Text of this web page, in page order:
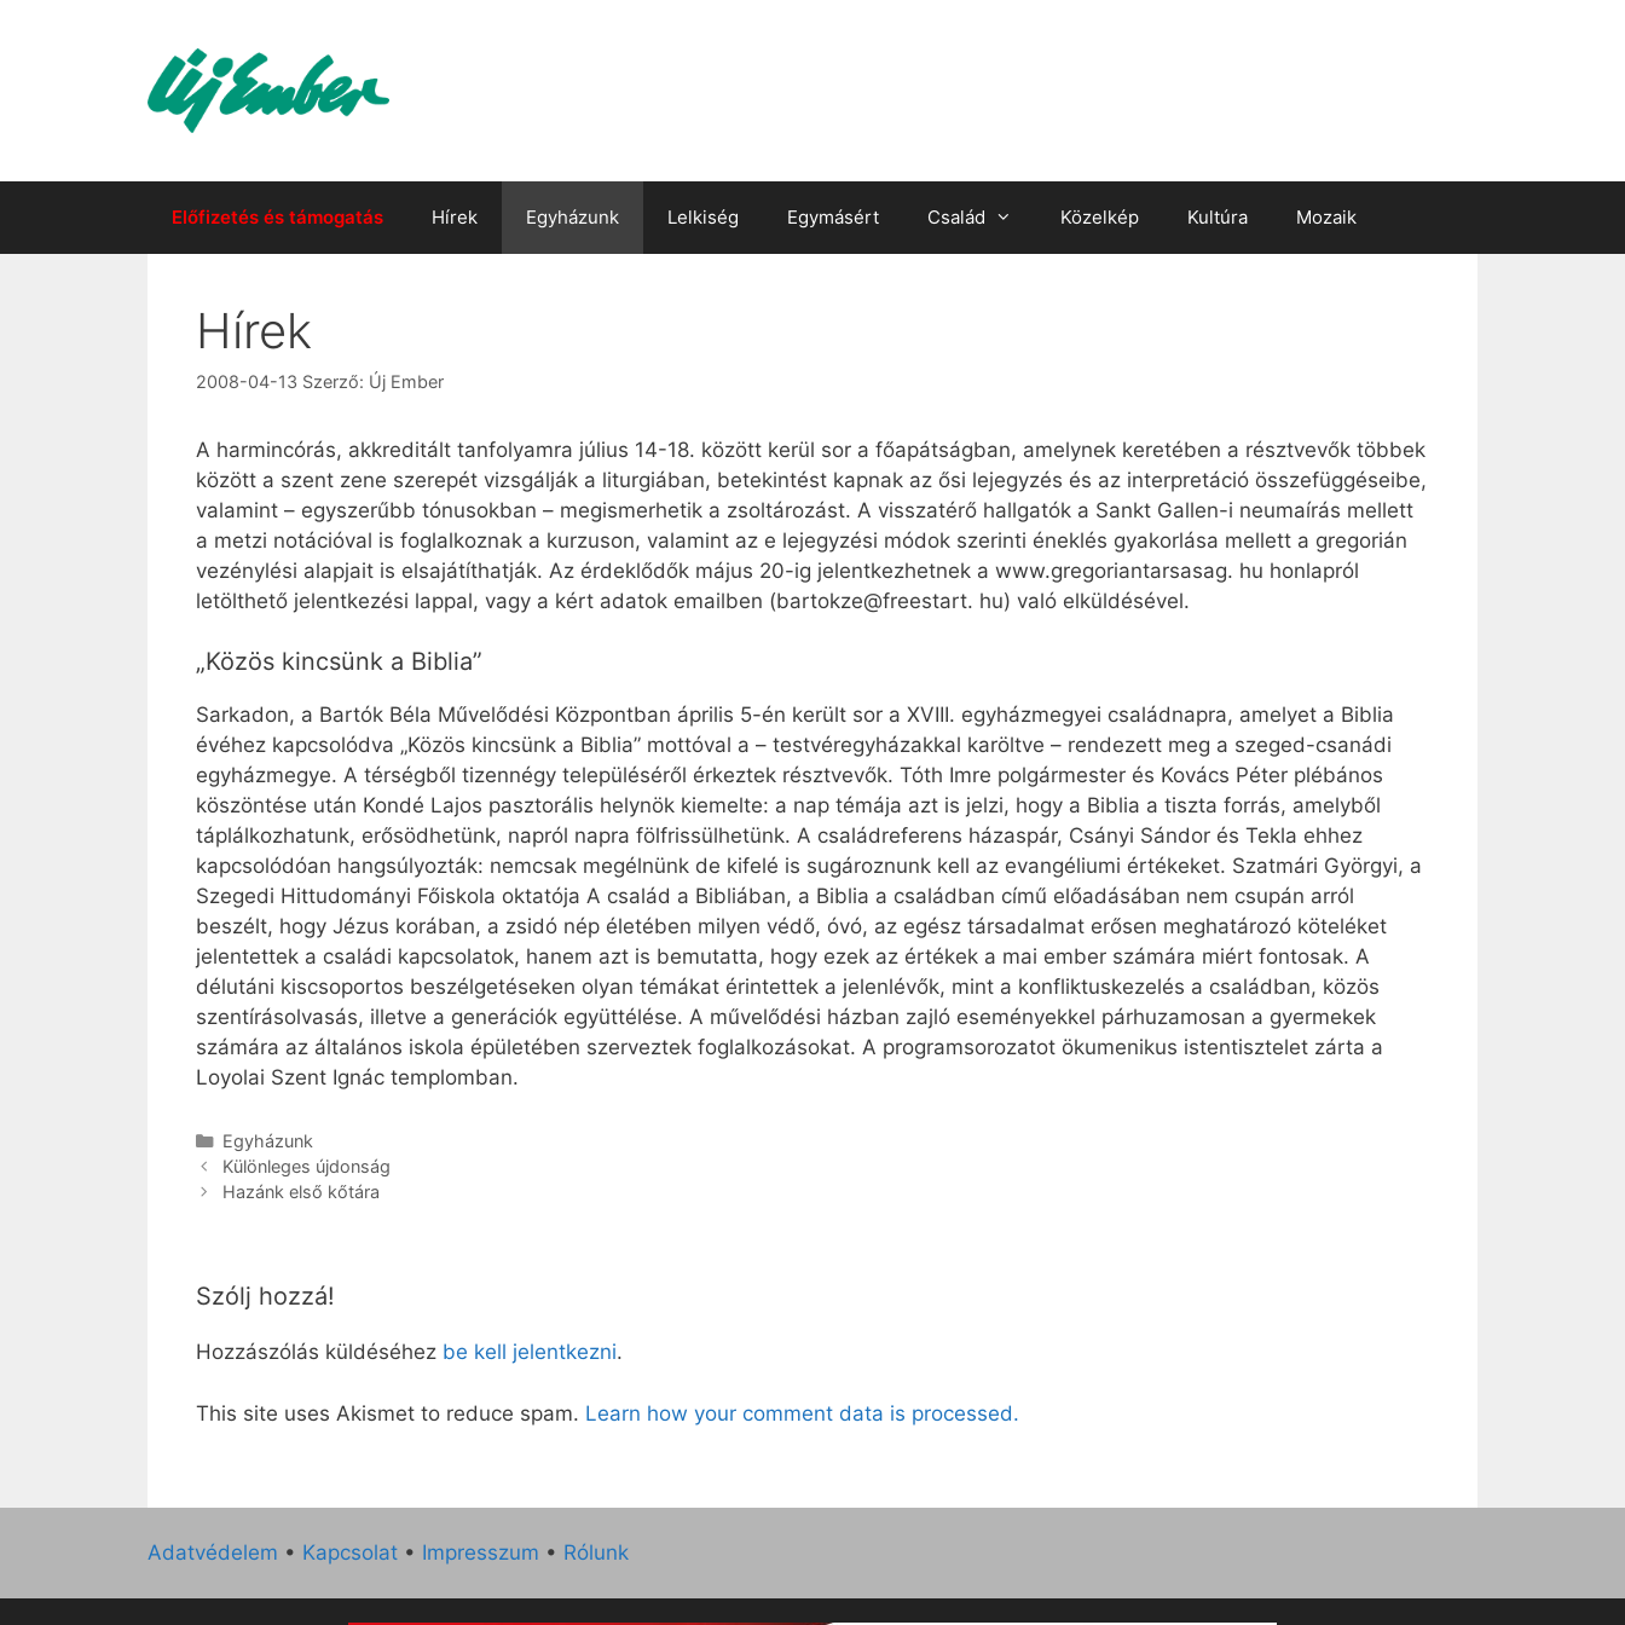
Előfizetés és támogatás Hírek Egyházunk Lelkiség Egymásért Család Közelkép Kultúra Mozaik
Hírek
2008-04-13 Szerző: Új Ember
A harmincórás, akkreditált tanfolyamra július 14-18. között kerül sor a főapátságban, amelynek keretében a résztvevők többek
között a szent zene szerepét vizsgálják a liturgiában, betekintést kapnak az ősi lejegyzés és az interpretáció összefüggéseibe,
valamint – egyszerűbb tónusokban – megismerhetik a zsoltározást. A visszatérő hallgatók a Sankt Gallen-i neumaírás mellett
a metzi notációval is foglalkoznak a kurzuson, valamint az e lejegyzési módok szerinti éneklés gyakorlása mellett a gregorián
vezénylési alapjait is elsajátíthatják. Az érdeklődők május 20-ig jelentkezhetnek a www.gregoriantarsasag. hu honlapról
letölthető jelentkezési lappal, vagy a kért adatok emailben (bartokze@freestart. hu) való elküldésével.
„Közös kincsünk a Biblia”
Sarkadon, a Bartók Béla Művelődési Központban április 5-én került sor a XVIII. egyházmegyei családnapra, amelyet a Biblia
évéhez kapcsolódva „Közös kincsünk a Biblia” mottóval a – testvéregyházakkal karöltve – rendezett meg a szeged-csanádi
egyházmegye. A térségből tizennégy településéről érkeztek résztvevők. Tóth Imre polgármester és Kovács Péter plébános
köszöntése után Kondé Lajos pasztorális helynök kiemelte: a nap témája azt is jelzi, hogy a Biblia a tiszta forrás, amelyből
táplálkozhatunk, erősödhetünk, napról napra fölfrissülhetünk. A családreferens házaspár, Csányi Sándor és Tekla ehhez
kapcsolódóan hangsúlyozták: nemcsak megélnünk de kifelé is sugároznunk kell az evangéliumi értékeket. Szatmári Györgyi, a
Szegedi Hittudományi Főiskola oktatója A család a Bibliában, a Biblia a családban című előadásában nem csupán arról
beszélt, hogy Jézus korában, a zsidó nép életében milyen védő, óvó, az egész társadalmat erősen meghatározó köteléket
jelentettek a családi kapcsolatok, hanem azt is bemutatta, hogy ezek az értékek a mai ember számára miért fontosak. A
délutáni kiscsoportos beszélgetéseken olyan témákat érintettek a jelenlévők, mint a konfliktuskezelés a családban, közös
szentírásolvasás, illetve a generációk együttélése. A művelődési házban zajló eseményekkel párhuzamosan a gyermekek
számára az általános iskola épületében szerveztek foglalkozásokat. A programsorozatot ökumenikus istentisztelet zárta a
Loyolai Szent Ignác templomban.
Kategória
Egyházunk
Különleges újdonság
Hazánk első kőtára
Szólj hozzá!
Hozzászólás küldéséhez be kell jelentkezni.
This site uses Akismet to reduce spam. Learn how your comment data is processed.
Adatvédelem • Kapcsolat • Impresszum • Rólunk